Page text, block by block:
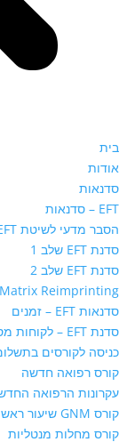
בית
אודות
סדנאות
EFT – סדנאות
הסבר מדעי לשיטת EFT
סדנת EFT שלב 1
סדנת EFT שלב 2
Matrix Reimprinting
סדנאות EFT – זמנים
סדנת EFT – לקוחות מספרים
כניסה לקורסים
קורס רפואה חדשה
עקרונות הרפואה
קורס GNM שיעור ראשון
קורס מחלות מנטליות